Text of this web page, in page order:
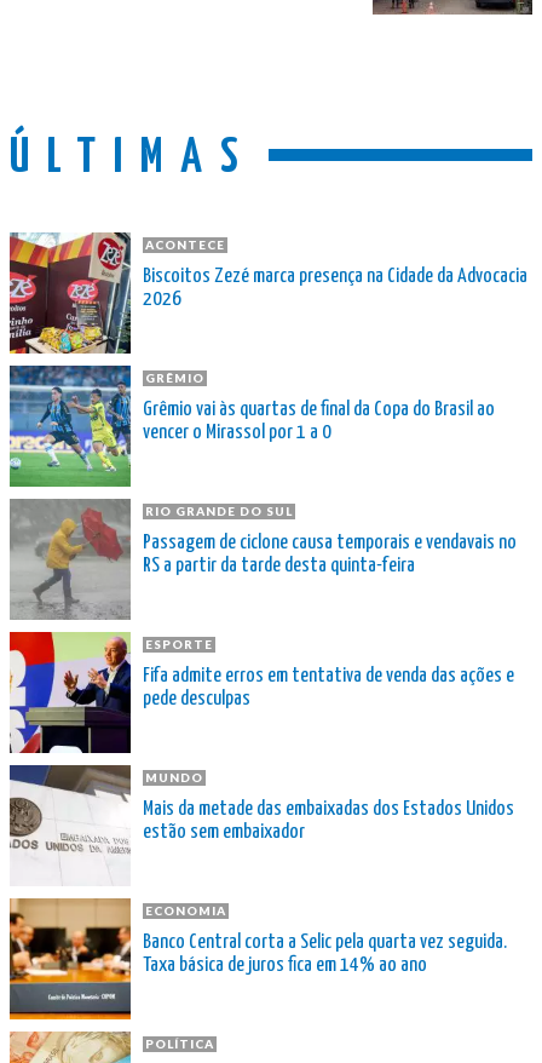
ÚLTIMAS
ACONTECE
Biscoitos Zezé marca presença na Cidade da Advocacia
2026
GRÊMIO
Grêmio vai às quartas de final da Copa do Brasil ao
vencer o Mirassol por 1 a 0
RIO GRANDE DO SUL
Passagem de ciclone causa temporais e vendavais no
RS a partir da tarde desta quinta-feira
ESPORTE
Fifa admite erros em tentativa de venda das ações e
pede desculpas
MUNDO
Mais da metade das embaixadas dos Estados Unidos
estão sem embaixador
ECONOMIA
Banco Central corta a Selic pela quarta vez seguida.
Taxa básica de juros fica em 14% ao ano
POLÍTICA